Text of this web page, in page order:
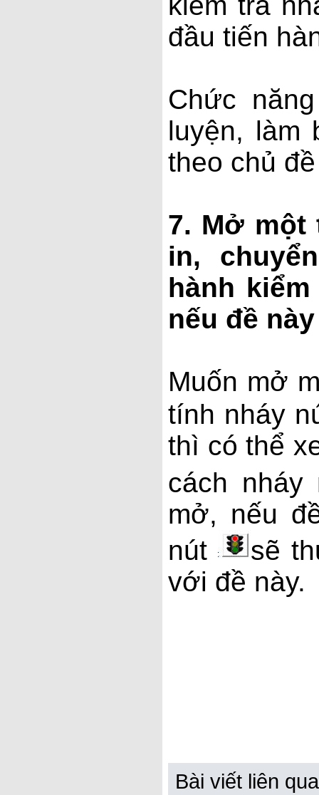
đầu tiến
Chức
luyện, làm
theo chủ
7. Mở một
in,
hành
nếu đề
Muốn mở
tính nháy
thì có thể
cách
mở, nếu
nút
sẽ
với đề này.
Bài viết liên